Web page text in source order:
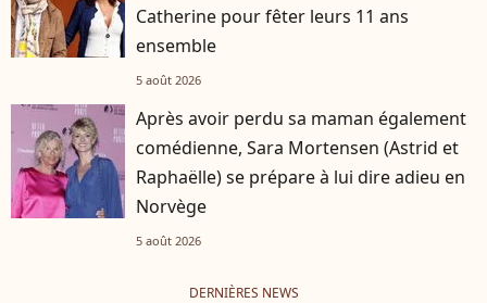
Catherine pour fêter leurs 11 ans
ensemble
5 août 2026
Après avoir perdu sa maman également
comédienne, Sara Mortensen (Astrid et
Raphaëlle) se prépare à lui dire adieu en
Norvège
5 août 2026
DERNIÈRES NEWS